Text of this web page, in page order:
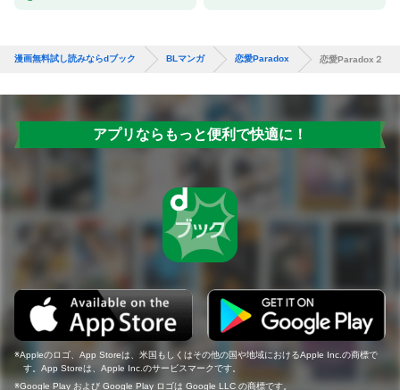
漫画無料試し読みならdブック BLマンガ 恋愛Paradox 恋愛Paradox２
アプリならもっと便利で快適に！
Appleのロゴ、App Storeは、米国もしくはその他の国や地域におけるApple Inc.の商標で
す。App Storeは、Apple Inc.のサービスマークです。
Google Play および Google Play ロゴは Google LLC の商標です。